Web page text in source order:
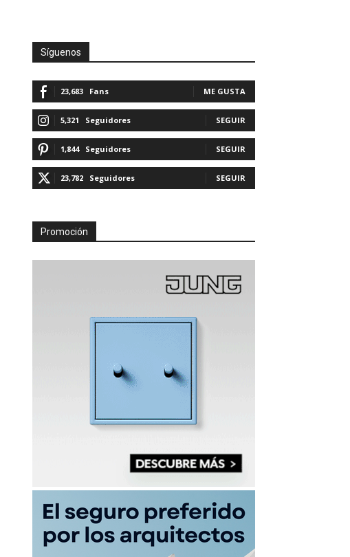
Síguenos
23,683 Fans ME GUSTA
5,321 Seguidores SEGUIR
1,844 Seguidores SEGUIR
23,782 Seguidores SEGUIR
Promoción